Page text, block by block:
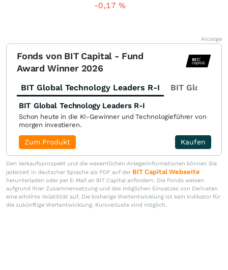
-0,17 %
Anzeige
Fonds von BIT Capital - Fund
Award Winner 2026
BIT Global Technology Leaders R-I BIT Global
BIT Global Technology Leaders R-I
Schon heute in die KI-Gewinner und Technologieführer von
morgen investieren.
Kaufen
Zum Produkt
Den Verkaufsprospekt und die wesentlichen Anlegerinformationen können Sie
jederzeit in deutscher Sprache als PDF auf der BIT Capital Webseite
herunterladen oder per E-Mail an BIT Capital anfordern. Die Fonds weisen
aufgrund ihrer Zusammensetzung und des möglichen Einsatzes von Derivaten
eine erhöhte Volatilität auf. Die bisherige Wertentwicklung ist kein Indikator für
die zukünftige Wertentwicklung. Kursverluste sind möglich.